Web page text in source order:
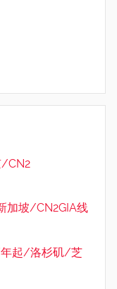
CN2
坡/CN2GIA线
起/洛杉矶/芝